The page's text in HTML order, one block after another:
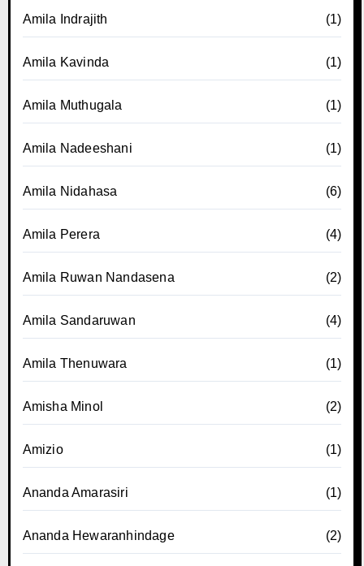
Amila Indrajith (1)
Amila Kavinda (1)
Amila Muthugala (1)
Amila Nadeeshani (1)
Amila Nidahasa (6)
Amila Perera (4)
Amila Ruwan Nandasena (2)
Amila Sandaruwan (4)
Amila Thenuwara (1)
Amisha Minol (2)
Amizio (1)
Ananda Amarasiri (1)
Ananda Hewaranhindage (2)